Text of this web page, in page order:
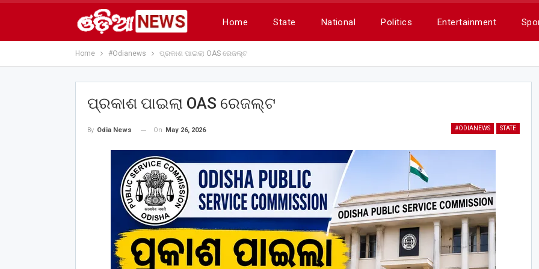
Home State National Politics Entertainment
Home #Odianews ପ୍ରକାଶ ପାଇଲା OAS ରେଜଲ୍ଟ
ପ୍ରକାଶ ପାଇଲା OAS ରେଜଲ୍ଟ
#ODIANEWS STATE
By Odia News On May 26, 2026